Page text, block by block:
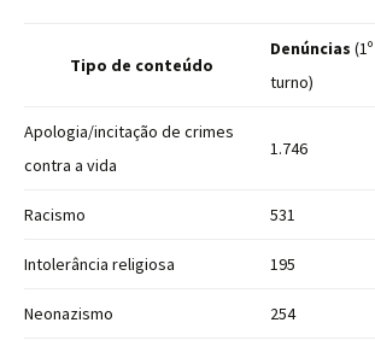
Tipo de conteúdo
Denúncias (1º
turno)
Apologia/incitação de crimes
contra a vida
1.746
Racismo 531
Intolerância religiosa 195
Neonazismo 254